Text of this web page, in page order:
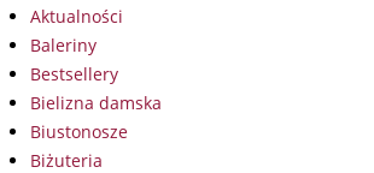
Aktualności
Baleriny
Bestsellery
Bielizna damska
Biustonosze
Biżuteria